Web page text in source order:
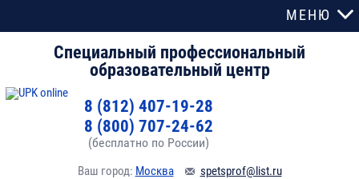
Специальный профессиональный
образовательный центр
8 (812) 407-19-28
8 (800) 707-24-62
(бесплатно по России)
Ваш город: Москва spetsprof@list.ru
МЕНЮ